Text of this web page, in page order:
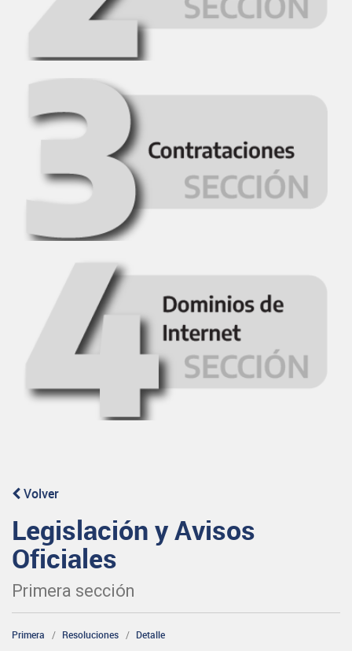
Volver
Legislación y Avisos
Oficiales
Primera sección
Primera Resoluciones Detalle